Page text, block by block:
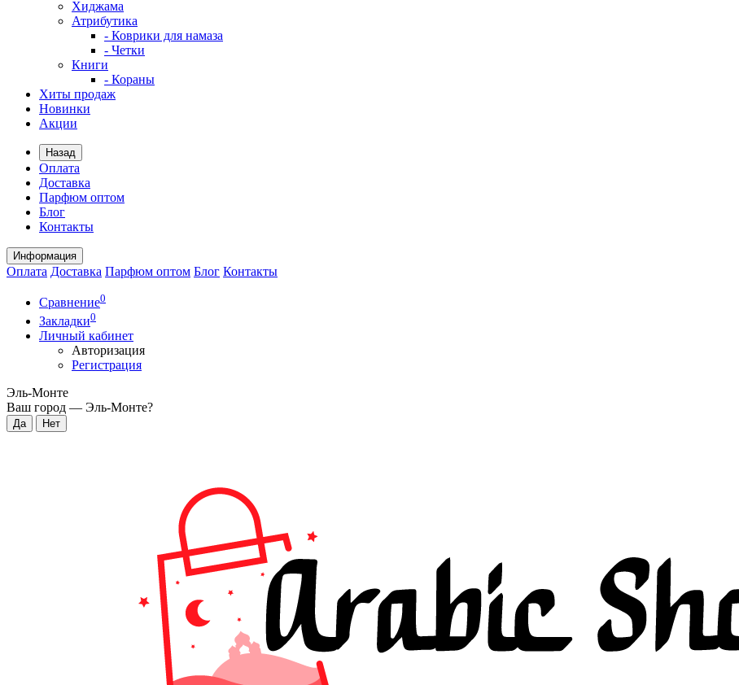
Хиджама
Атрибутика
- Коврики для намаза
- Четки
Книги
- Кораны
Хиты продаж
Новинки
Акции
Назад
Оплата
Доставка
Парфюм оптом
Блог
Контакты
Информация
Оплата Доставка Парфюм оптом Блог Контакты
Сравнение0
Закладки0
Личный кабинет
Авторизация
Регистрация
Эль-Монте
Ваш город — Эль-Монте?